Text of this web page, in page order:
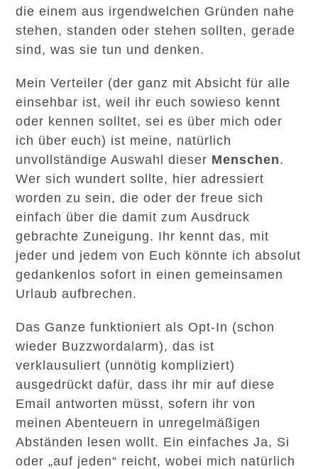
die einem aus irgendwelchen Gründen nahe
stehen, standen oder stehen sollten, gerade
sind, was sie tun und denken.
Mein Verteiler (der ganz mit Absicht für alle
einsehbar ist, weil ihr euch sowieso kennt
oder kennen solltet, sei es über mich oder
ich über euch) ist meine, natürlich
unvollständige Auswahl dieser Menschen.
Wer sich wundert sollte, hier adressiert
worden zu sein, die oder der freue sich
einfach über die damit zum Ausdruck
gebrachte Zuneigung. Ihr kennt das, mit
jeder und jedem von Euch könnte ich absolut
gedankenlos sofort in einen gemeinsamen
Urlaub aufbrechen.
Das Ganze funktioniert als Opt-In (schon
wieder Buzzwordalarm), das ist
verklausuliert (unnötig kompliziert)
ausgedrückt dafür, dass ihr mir auf diese
Email antworten müsst, sofern ihr von
meinen Abenteuern in unregelmäßigen
Abständen lesen wollt. Ein einfaches Ja, Si
oder „auf jeden“ reicht, wobei mich natürlich